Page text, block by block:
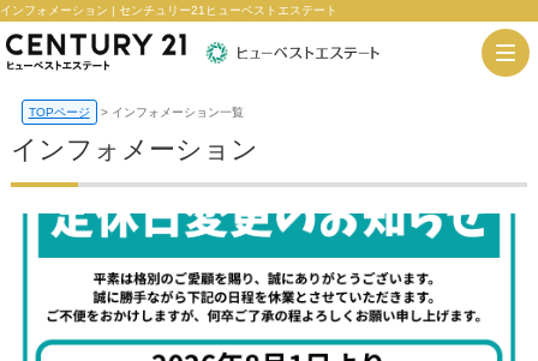
インフォメーション | センチュリー21ヒューベストエステート
TOPページ > インフォメーション一覧
インフォメーション